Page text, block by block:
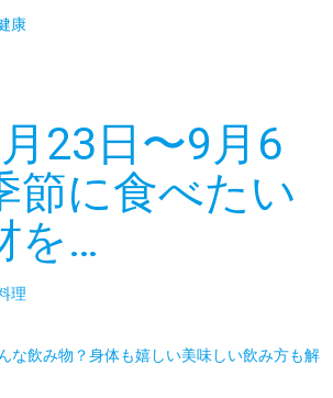
康
23日〜9月6
節に食べたい
を…
理